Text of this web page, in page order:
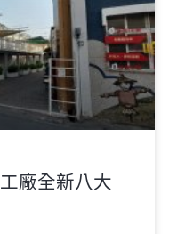
廠全新八大